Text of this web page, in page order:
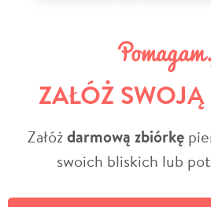
ZAŁÓŻ
Załóżdarmową zbiórkę
swoich bliskich lub